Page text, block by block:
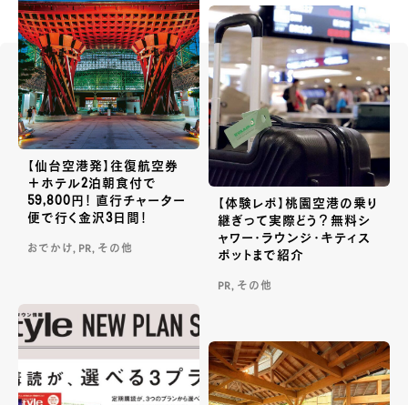
【仙台空港発】往復航空券
＋ホテル2泊朝食付で
59,800円！ 直行チャーター
便で行く金沢3日間！
おでかけ, PR, その他
【体験レポ】桃園空港の乗り
継ぎって実際どう？無料シ
ャワー・ラウンジ・キティス
ポットまで紹介
PR, その他